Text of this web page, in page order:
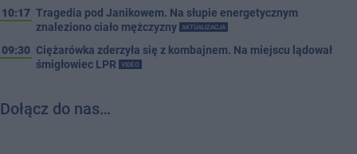
10:17 Tragedia pod Janikowem. Na słupie energetycznym
znaleziono ciało mężczyzny
AKTUALIZACJA
09:30 Ciężarówka zderzyła się z kombajnem. Na miejscu lądował
śmigłowiec LPR
VIDEO
Dołącz do nas…